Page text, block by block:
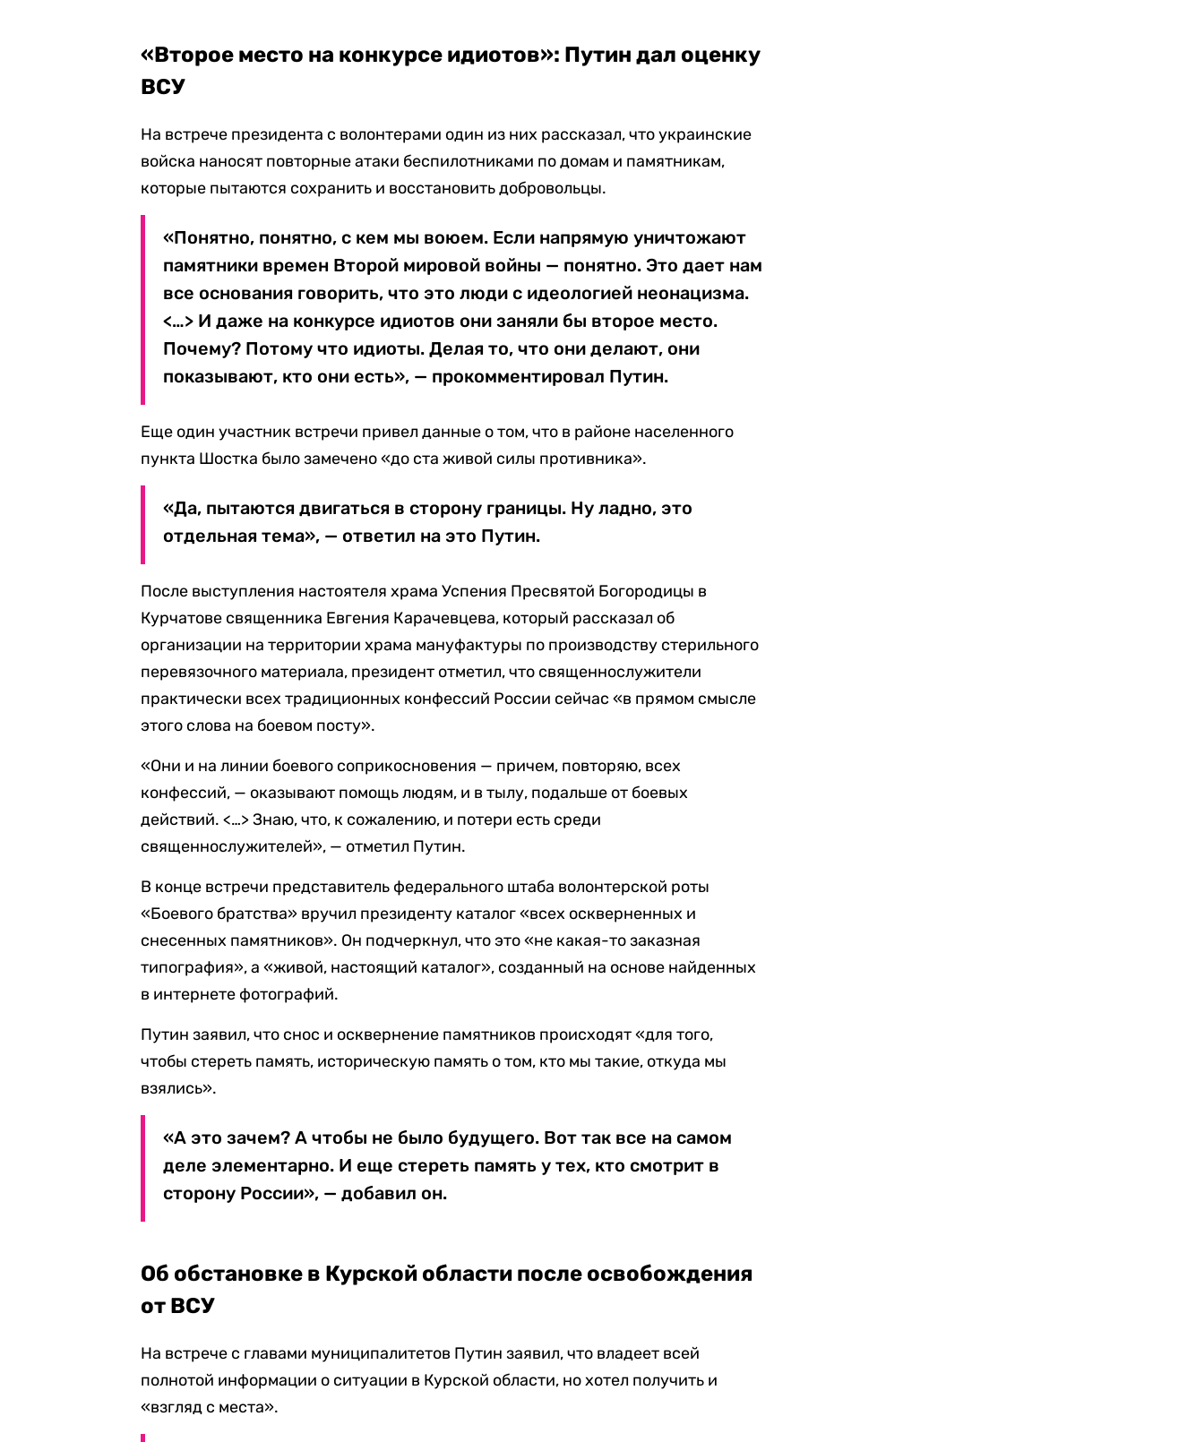
«Второе место на конкурсе идиотов»: Путин дал оценку
ВСУ
На встрече президента с волонтерами один из них рассказал, что украинские
войска наносят повторные атаки беспилотниками по домам и памятникам,
которые пытаются сохранить и восстановить добровольцы.
«Понятно, понятно, с кем мы воюем. Если напрямую уничтожают
памятники времен Второй мировой войны — понятно. Это дает нам
все основания говорить, что это люди с идеологией неонацизма.
<…> И даже на конкурсе идиотов они заняли бы второе место.
Почему? Потому что идиоты. Делая то, что они делают, они
показывают, кто они есть», — прокомментировал Путин.
Еще один участник встречи привел данные о том, что в районе населенного
пункта Шостка было замечено «до ста живой силы противника».
«Да, пытаются двигаться в сторону границы. Ну ладно, это
отдельная тема», — ответил на это Путин.
После выступления настоятеля храма Успения Пресвятой Богородицы в
Курчатове священника Евгения Карачевцева, который рассказал об
организации на территории храма мануфактуры по производству стерильного
перевязочного материала, президент отметил, что священнослужители
практически всех традиционных конфессий России сейчас «в прямом смысле
этого слова на боевом посту».
«Они и на линии боевого соприкосновения — причем, повторяю, всех
конфессий, — оказывают помощь людям, и в тылу, подальше от боевых
действий. <…> Знаю, что, к сожалению, и потери есть среди
священнослужителей», — отметил Путин.
В конце встречи представитель федерального штаба волонтерской роты
«Боевого братства» вручил президенту каталог «всех оскверненных и
снесенных памятников». Он подчеркнул, что это «не какая-то заказная
типография», а «живой, настоящий каталог», созданный на основе найденных
в интернете фотографий.
Путин заявил, что снос и осквернение памятников происходят «для того,
чтобы стереть память, историческую память о том, кто мы такие, откуда мы
взялись».
«А это зачем? А чтобы не было будущего. Вот так все на самом
деле элементарно. И еще стереть память у тех, кто смотрит в
сторону России», — добавил он.
Об обстановке в Курской области после освобождения
от ВСУ
На встрече с главами муниципалитетов Путин заявил, что владеет всей
полнотой информации о ситуации в Курской области, но хотел получить и
«взгляд с места».